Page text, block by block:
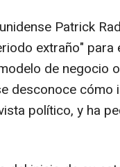
Patrick
extraño" para
de negocio
desconoce
político, y ha